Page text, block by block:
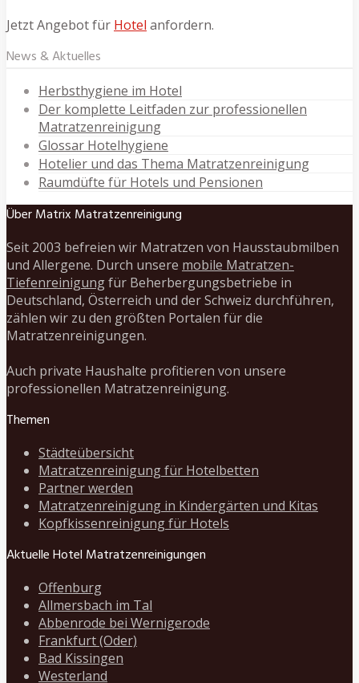
Jetzt Angebot für Hotel anfordern.
News & Aktuelles
Herbsthygiene im Hotel
Der komplette Leitfaden zur professionellen
Matratzenreinigung
Glossar Hotelhygiene
Hotelier und das Thema Matratzenreinigung
Raumdüfte für Hotels und Pensionen
Über Matrix Matratzenreinigung
Seit 2003 befreien wir Matratzen von Hausstaubmilben
und Allergene. Durch unsere mobile Matratzen-
Tiefenreinigungfür Beherbergungsbetriebe in
Deutschland, Österreich und der Schweiz durchführen,
zählen wir zu den größten Portalen für die
Matratzenreinigungen.
Auch private Haushalte profitieren von unsere
professionellen Matratzenreinigung.
Themen
Städteübersicht
Matratzenreinigung für Hotelbetten
Partner werden
Matratzenreinigung in Kindergärten und Kitas
Kopfkissenreinigung für Hotels
Aktuelle Hotel Matratzenreinigungen
Offenburg
Allmersbach im Tal
Abbenrode bei Wernigerode
Frankfurt (Oder)
Bad Kissingen
Westerland